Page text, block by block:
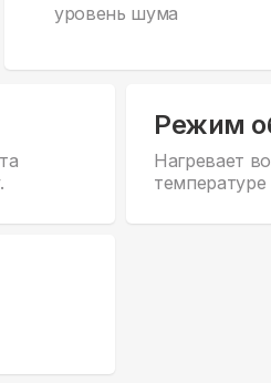
уровень шума
Режим
Нагревает